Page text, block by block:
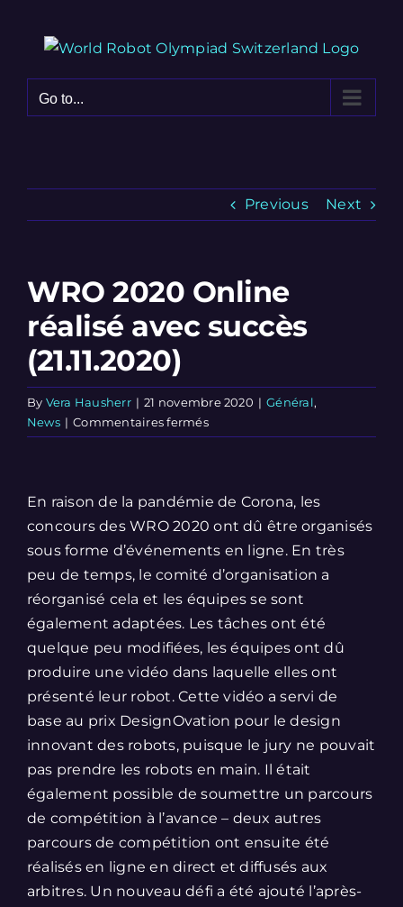
Go to...
Previous Next
WRO 2020 Online
réalisé avec succès
(21.11.2020)
By Vera Hausherr | 21 novembre 2020 | Général,
News | Commentaires ferméssur
WRO
réalisé
avec
(21.11.2020)
Larger
Image
En raison de la pandémie de Corona, les
concours des WRO 2020 ont dû être organisés
sous forme d’événements en ligne. En très
peu de temps, le comité d’organisation a
réorganisé cela et les équipes se sont
également adaptées. Les tâches ont été
quelque peu modifiées, les équipes ont dû
produire une vidéo dans laquelle elles ont
présenté leur robot. Cette vidéo a servi de
base au prix DesignOvation pour le design
innovant des robots, puisque le jury ne pouvait
pas prendre les robots en main. Il était
également possible de soumettre un parcours
de compétition à l’avance – deux autres
parcours de compétition ont ensuite été
réalisés en ligne en direct et diffusés aux
arbitres. Un nouveau défi a été ajouté l’après-